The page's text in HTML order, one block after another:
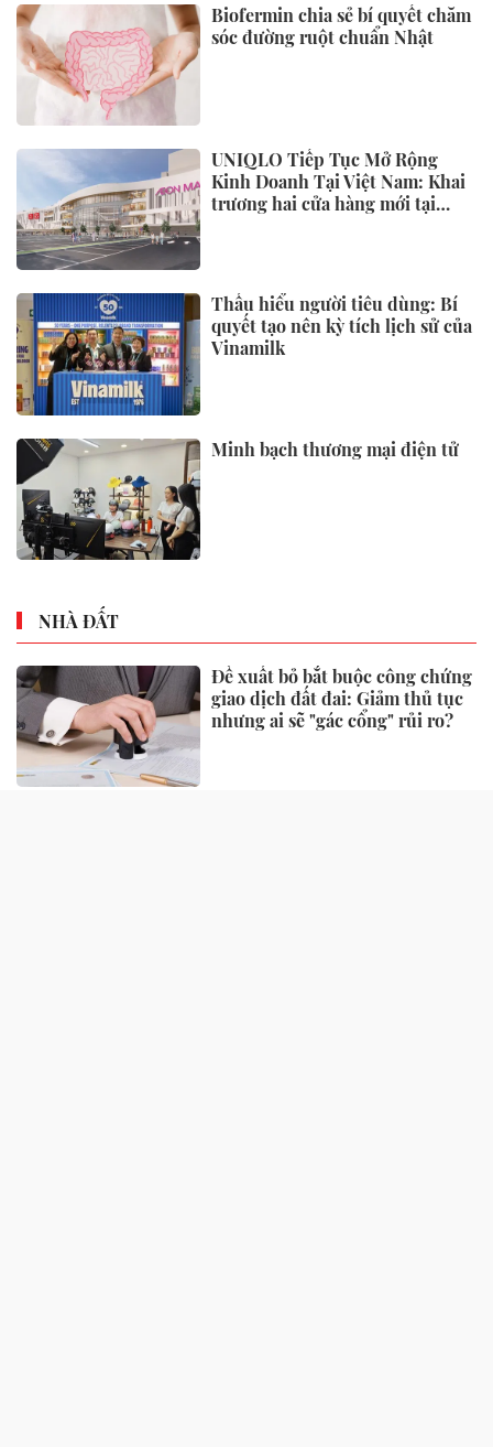
Biofermin chia sẻ bí quyết chăm
sóc đường ruột chuẩn Nhật
UNIQLO Tiếp Tục Mở Rộng
Kinh Doanh Tại Việt Nam: Khai
trương hai cửa hàng mới tại
Thấu hiểu người tiêu dùng: Bí
quyết tạo nên kỳ tích lịch sử của
Vinamilk
Minh bạch thương mại điện tử
NHÀ ĐẤT
Đề xuất bỏ bắt buộc công chứng
giao dịch đất đai: Giảm thủ tục
nhưng ai sẽ "gác cổng" rủi ro?